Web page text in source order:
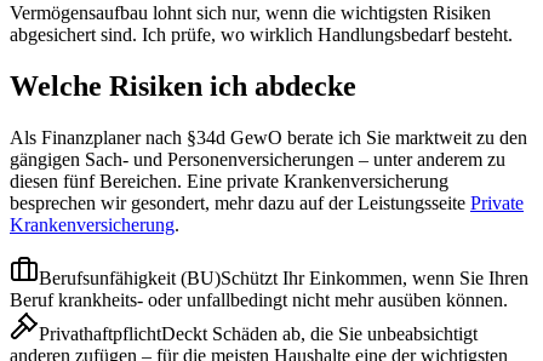
Vermögensaufbau lohnt sich nur, wenn die wichtigsten Risiken
abgesichert sind. Ich prüfe, wo wirklich Handlungsbedarf besteht.
Welche Risiken ich abdecke
Als Finanzplaner nach §34d GewO berate ich Sie marktweit zu den
gängigen Sach- und Personenversicherungen – unter anderem zu
diesen fünf Bereichen. Eine private Krankenversicherung
besprechen wir gesondert, mehr dazu auf der Leistungsseite Private
Krankenversicherung.
Berufsunfähigkeit (BU)Schützt Ihr Einkommen, wenn Sie Ihren
Beruf krankheits- oder unfallbedingt nicht mehr ausüben können.
PrivathaftpflichtDeckt Schäden ab, die Sie unbeabsichtigt
anderen zufügen – für die meisten Haushalte eine der wichtigsten